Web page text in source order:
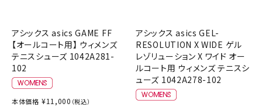
アシックス asics GAME FF
【オールコート用】 ウィメンズ
テニスシューズ 1042A281-
102
本体価格 ¥11,000 （税込）
アシックス asics GEL-
RESOLUTION X WIDE ゲル
レゾリューション X ワイド オー
ルコート用 ウィメンズ テニスシ
ューズ 1042A278-102